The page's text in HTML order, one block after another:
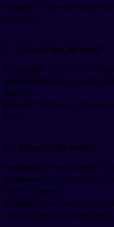
Ejemplo: "I know you're mad at
than water."
2. "Like father, like son"
Traducción: De tal palo, tal
Significado: El hijo se parece al
apariencia.
Ejemplo: "He became a doctor
son!"
3. "Runs in the family"
Traducción: Viene de familia /
Significado: Una característica o
familia comparten.
Ejemplo: "Musical talent runs in
even her nephew play